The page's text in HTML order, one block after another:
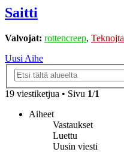
Saitti
Valvojat: rottencreep, Teknojta
Uusi Aihe
19 viestiketjua • Sivu 1/1
Aiheet
Vastaukset
Luettu
Uusin viesti